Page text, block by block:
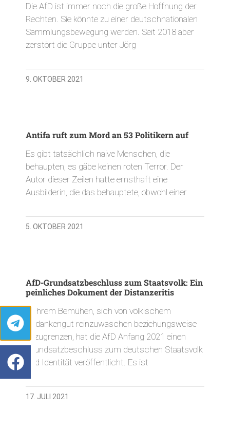
Die AfD ist immer noch die große Hoffnung der
Rechten. Sie könnte zu einer deutschnationalen
Sammlungsbewegung werden. Seit 2018 aber
zerstört die Gruppe unter Jörg
9. OKTOBER 2021
Antifa ruft zum Mord an 53 Politikern auf
Es gibt tatsächlich naive Menschen, die
behaupten, es gäbe keinen roten Terror. Der
Autor dieser Zeilen hatte ernsthaft eine
Ausbilderin, die das behauptete, obwohl einer
5. OKTOBER 2021
AfD-Grundsatzbeschluss zum Staatsvolk: Ein
peinliches Dokument der Distanzeritis
In ihrem Bemühen, sich von völkischem
Gedankengut reinzuwaschen beziehungsweise
abzugrenzen, hat die AfD Anfang 2021 einen
Grundsatzbeschluss zum deutschen Staatsvolk
und Identität veröffentlicht. Es ist
17. JULI 2021